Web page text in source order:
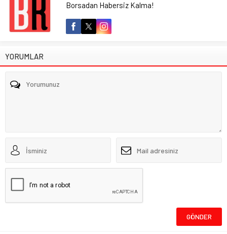
Borsadan Habersiz Kalma!
YORUMLAR